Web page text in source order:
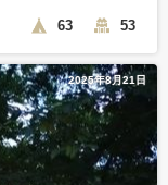
63 53
2025年8月21日